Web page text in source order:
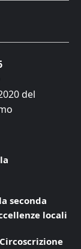
del
seconda
locali